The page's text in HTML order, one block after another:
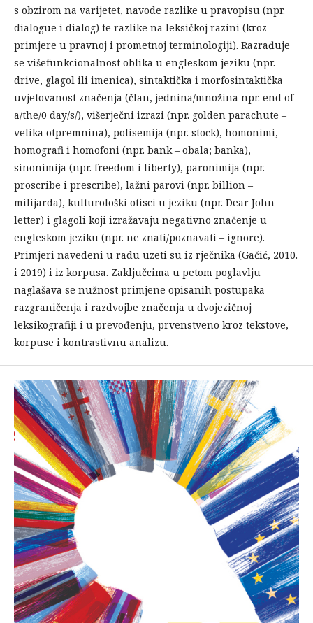
s obzirom na varijetet, navode razlike u pravopisu (npr.
dialogue i dialog) te razlike na leksičkoj razini (kroz
primjere u pravnoj i prometnoj terminologiji). Razrađuje
se višefunkcionalnost oblika u engleskom jeziku (npr.
drive, glagol ili imenica), sintaktička i morfosintaktička
uvjetovanost značenja (član, jednina/množina npr. end of
a/the/0 day/s/), višerječni izrazi (npr. golden parachute –
velika otpremnina), polisemija (npr. stock), homonimi,
homografi i homofoni (npr. bank – obala; banka),
sinonimija (npr. freedom i liberty), paronimija (npr.
proscribe i prescribe), lažni parovi (npr. billion –
milijarda), kulturološki otisci u jeziku (npr. Dear John
letter) i glagoli koji izražavaju negativno značenje u
engleskom jeziku (npr. ne znati/poznavati – ignore).
Primjeri navedeni u radu uzeti su iz rječnika (Gačić, 2010.
i 2019) i iz korpusa. Zaključcima u petom poglavlju
naglašava se nužnost primjene opisanih postupaka
razgraničenja i razdvojbe značenja u dvojezičnoj
leksikografiji i u prevođenju, prvenstveno kroz tekstove,
korpuse i kontrastivnu analizu.